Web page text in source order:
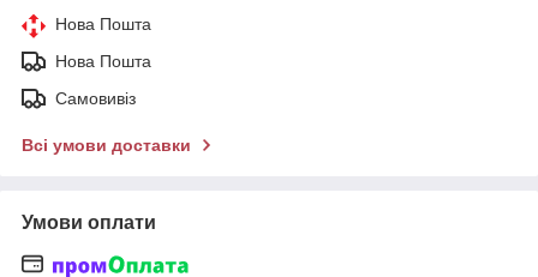
Нова Пошта
Нова Пошта
Самовивіз
Всі умови доставки
Умови оплати